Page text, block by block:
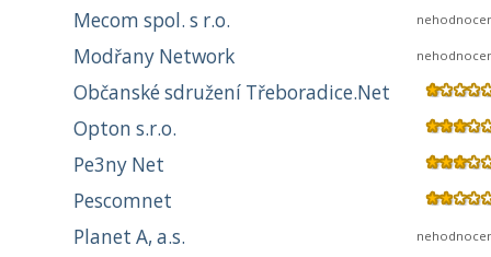
Mecom spol. s r.o.
Modřany Network
Občanské sdružení Třeboradice.Net
Opton s.r.o.
Pe3ny Net
Pescomnet
Planet A, a.s.